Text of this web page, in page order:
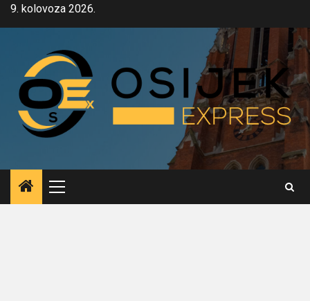
Skip9. kolovoza 2026.
Primary
Menu